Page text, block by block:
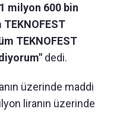
milyon 600 bin
TEKNOFEST
TEKNOFEST
dedi.
üzerinde maddi
liranın üzerinde